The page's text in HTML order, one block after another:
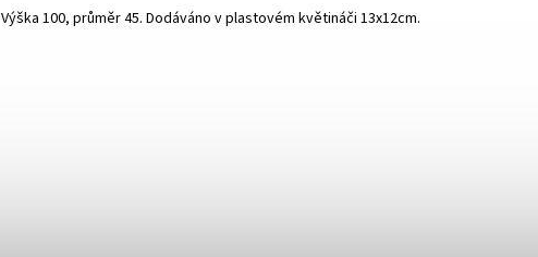
Výška 100, průměr 45. Dodáváno v plastovém květináči 13x12cm.